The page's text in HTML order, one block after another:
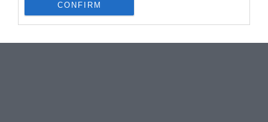
CONFIRM